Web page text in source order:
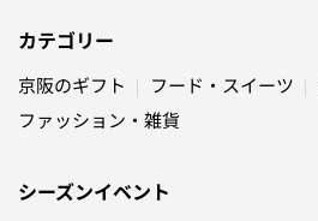
カテゴリー
京阪のギフト フード・スイーツ
ファッション・雑貨
シーズンイベント